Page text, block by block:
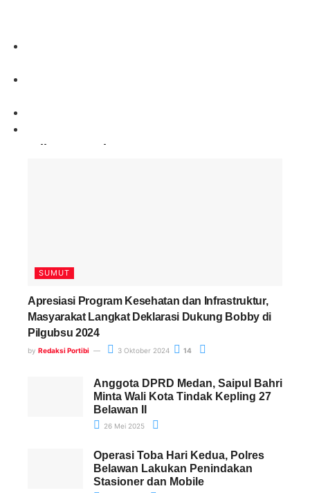
Paling Banyak Komentar
SUMUT
Apresiasi Program Kesehatan dan Infrastruktur,
Masyarakat Langkat Deklarasi Dukung Bobby di
Pilgubsu 2024
by Redaksi Portibi 3 Oktober 2024 14
Anggota DPRD Medan, Saipul Bahri
Minta Wali Kota Tindak Kepling 27
Belawan II
26 Mei 2025
Operasi Toba Hari Kedua, Polres
Belawan Lakukan Penindakan
Stasioner dan Mobile